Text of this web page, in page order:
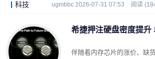
科技 ugmbbc 2026-07-31 07:53 阅读
希捷押注硬盘密度提升
伴随着内存芯片的涨价、缺